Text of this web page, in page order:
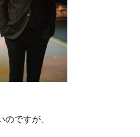
ですが、